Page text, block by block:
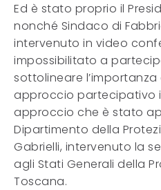
Ed è stato proprio il
nonché Sindaco di
intervenuto in video
impossibilitato a
sottolineare
approccio partecipativo
approccio che è stato
Dipartimento della
Gabrielli, intervenuto la
agli Stati Generali della
Toscana.